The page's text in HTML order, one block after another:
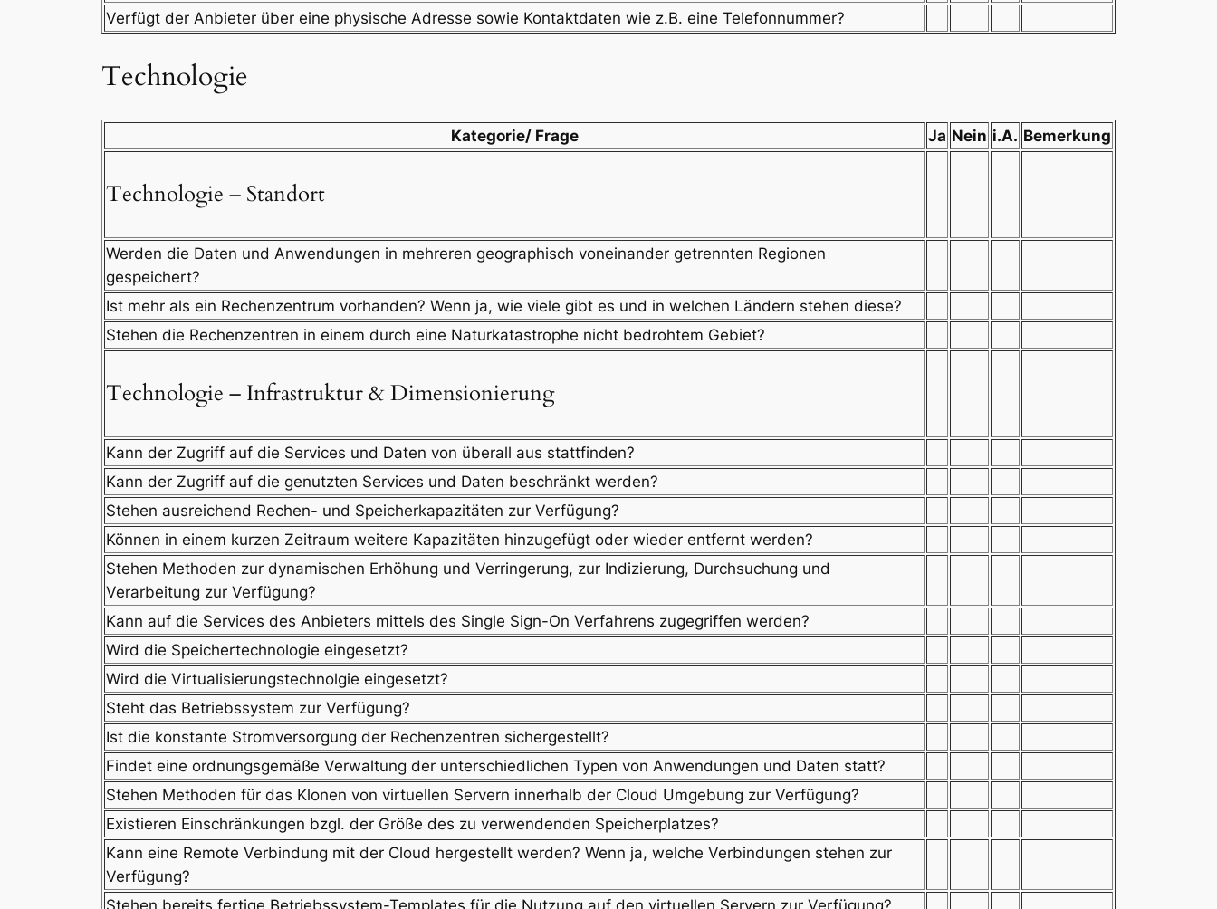
Verfügt der Anbieter über eine physische Adresse sowie Kontaktdaten wie z.B. eine Telefonnummer?
Technologie
Kategorie/ Frage Ja Nein i.A. Bemerkung
Technologie – Standort
Werden die Daten und Anwendungen in mehreren geographisch voneinander getrennten Regionen
gespeichert?
Ist mehr als ein Rechenzentrum vorhanden? Wenn ja, wie viele gibt es und in welchen Ländern stehen diese?
Stehen die Rechenzentren in einem durch eine Naturkatastrophe nicht bedrohtem Gebiet?
Technologie – Infrastruktur & Dimensionierung
Kann der Zugriff auf die Services und Daten von überall aus stattfinden?
Kann der Zugriff auf die genutzten Services und Daten beschränkt werden?
Stehen ausreichend Rechen- und Speicherkapazitäten zur Verfügung?
Können in einem kurzen Zeitraum weitere Kapazitäten hinzugefügt oder wieder entfernt werden?
Stehen Methoden zur dynamischen Erhöhung und Verringerung, zur Indizierung, Durchsuchung und
Verarbeitung zur Verfügung?
Kann auf die Services des Anbieters mittels des Single Sign-On Verfahrens zugegriffen werden?
Wird die Speichertechnologie eingesetzt?
Wird die Virtualisierungstechnolgie eingesetzt?
Steht das Betriebssystem zur Verfügung?
Ist die konstante Stromversorgung der Rechenzentren sichergestellt?
Findet eine ordnungsgemäße Verwaltung der unterschiedlichen Typen von Anwendungen und Daten statt?
Stehen Methoden für das Klonen von virtuellen Servern innerhalb der Cloud Umgebung zur Verfügung?
Existieren Einschränkungen bzgl. der Größe des zu verwendenden Speicherplatzes?
Kann eine Remote Verbindung mit der Cloud hergestellt werden? Wenn ja, welche Verbindungen stehen zur
Verfügung?